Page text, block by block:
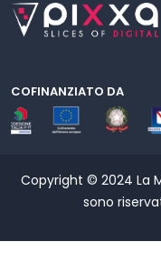
COFINANZIATO DA
Copyright © 2024 La
sono